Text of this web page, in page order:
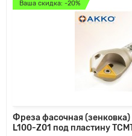
Ваша скидка: -20%
Фреза фасочная
L100-Z01 под пластину